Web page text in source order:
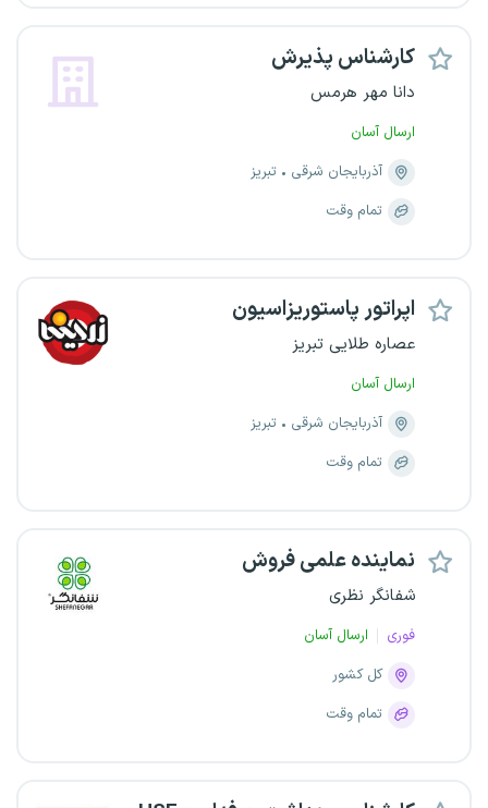
کارشناس پذیرش
دانا مهر هرمس
ارسال آسان
آذربایجان شرقی
تبریز
تمام وقت
اپراتور پاستوریزاسیون
عصاره طلایی تبریز
ارسال آسان
آذربایجان شرقی
تبریز
تمام وقت
نماینده علمی فروش
شفانگر نظری
فوری
ارسال آسان
کل کشور
تمام وقت